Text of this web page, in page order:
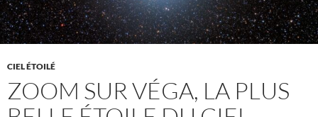
CIEL ÉTOILÉ
ZOOM SUR VÉGA, LA PLUS